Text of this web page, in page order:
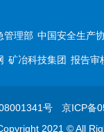
管理部 中国安全生产
矿冶科技集团 报告审
号 京ICP备
2021 © All